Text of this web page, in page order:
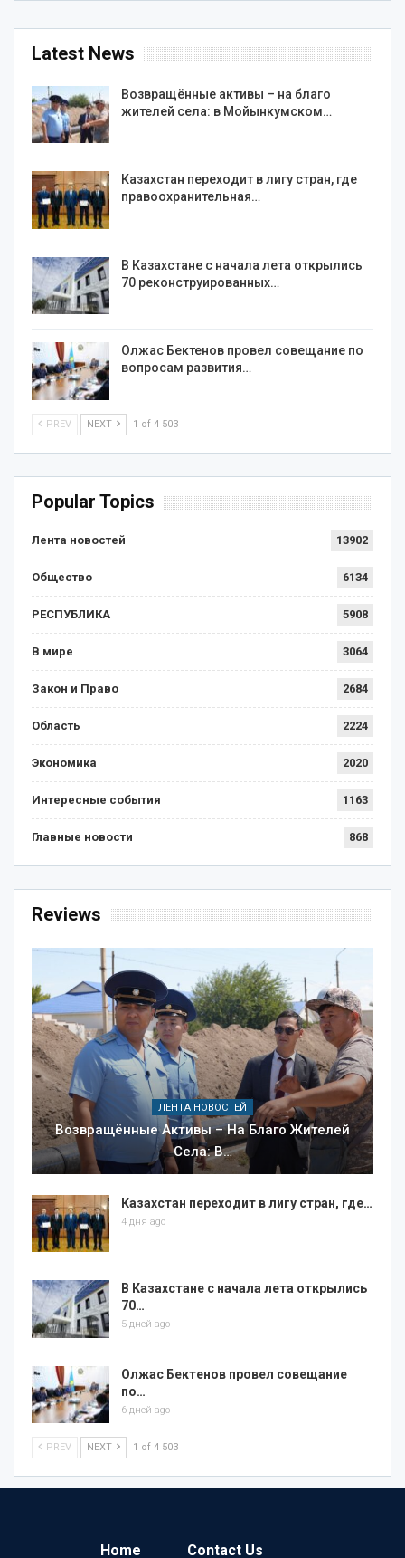
Latest News
Возвращённые активы – на благо
жителей села: в Мойынкумском…
Казахстан переходит в лигу стран, где
правоохранительная…
В Казахстане с начала лета открылись
70 реконструированных…
Олжас Бектенов провел совещание по
вопросам развития…
PREV NEXT 1 of 4 503
Popular Topics
Лента новостей 13902
Общество 6134
РЕСПУБЛИКА 5908
В мире 3064
Закон и Право 2684
Область 2224
Экономика 2020
Интересные события 1163
Главные новости 868
Reviews
ЛЕНТА НОВОСТЕЙ
Возвращённые Активы – На Благо Жителей
Села: В…
Казахстан переходит в лигу стран, где…
4 дня ago
В Казахстане с начала лета открылись
70…
5 дней ago
Олжас Бектенов провел совещание
по…
6 дней ago
PREV NEXT 1 of 4 503
Home Contact Us